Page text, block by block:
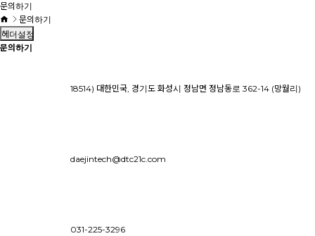
문의하기
문의하기
헤더설정
문의하기
18514) 대한민국, 경기도 화성시 정남면 정남동로 362-14 (망월리)
daejintech@dtc21c.com
031-225-3296